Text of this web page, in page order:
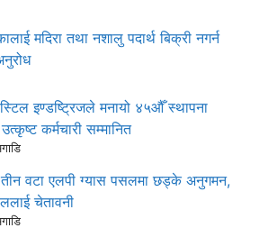
मदिरा तथा नशालु पदार्थ बिक्री नगर्न
इण्डष्ट्रिजले मनायो ४५औँ स्थापना
कर्मचारी सम्मानित
तीन वटा एलपी ग्यास पसलमा छड्के अनुगमन,
चेतावनी